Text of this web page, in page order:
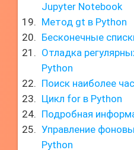
Jupyter Notebook
Метод gt в Python
Бесконечные
Отладка
Python
Поиск наиболее
Цикл for в Python
Подробная
Управление
Python